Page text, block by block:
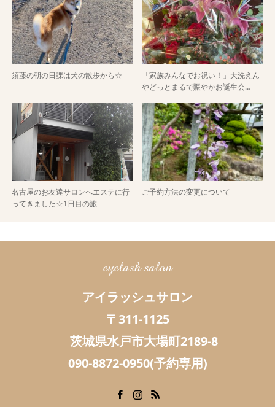
須藤の朝の日課は犬の散歩から☆
「家族みんなでお祝い！」大洗えん
やどっとまるで賑やかお誕生会…
名古屋のお友達サロンへエステに行
ってきました☆1日目の旅
ご予約方法の変更について
eyelash salon
アイラッシュサロン
〒311-1125
茨城県水戸市大場町2189-8
090-8872-0950(予約専用)